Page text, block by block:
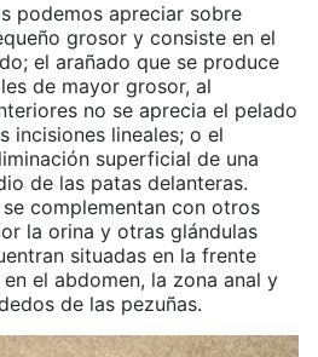
podemos apreciar sobre
grosor y consiste en el
el arañado que se produce
de mayor grosor, al
no se aprecia el pelado
incisiones lineales; o el
superficial de una
de las patas delanteras.
se complementan con otros
la orina y otras glándulas
situadas en la frente
el abdomen, la zona anal y
de las pezuñas.